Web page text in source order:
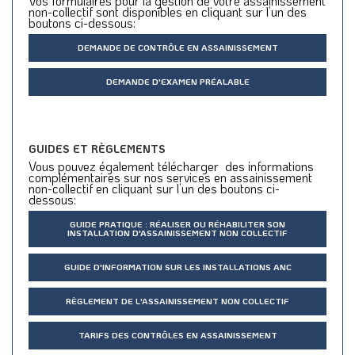
non-collectif sont disponibles en cliquant sur l’un des
boutons ci-dessous:
DEMANDE DE CONTRÔLE EN ASSAINISSEMENT
DEMANDE D'EXAMEN PRÉALABLE
GUIDES ET RÈGLEMENTS
Vous pouvez également télécharger des informations
complémentaires sur nos services en assainissement
non-collectif en cliquant sur l’un des boutons ci-
dessous:
GUIDE PRATIQUE : RÉALISER OU RÉHABILITER SON
INSTALLATION D'ASSAINISSEMENT NON COLLECTIF
GUIDE D'INFORMATION SUR LES INSTALLATIONS ANC
RÈGLEMENT DE L'ASSAINISSEMENT NON COLLECTIF
TARIFS DES CONTRÔLES EN ASSAINISSEMENT